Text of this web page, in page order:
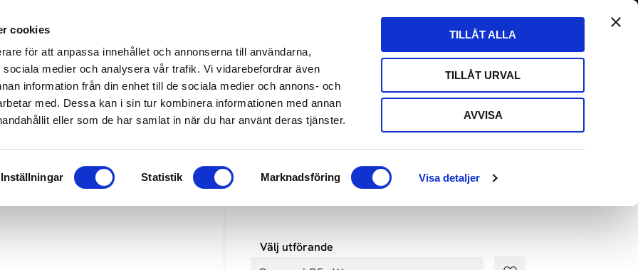
cookies
för att anpassa innehållet och annonserna till användarna,
medier och analysera vår trafik. Vi vidarebefordrar även
information från din enhet till de sociala medier och annons- och
med. Dessa kan i sin tur kombinera informationen med annan
eller som de har samlat in när du har använt deras tjänster.
Inställningar Statistik Marknadsföring Visa detaljer
TILLÅT ALLA
TILLÅT URVAL
AVVISA
Favoriter
Kundvagn
SKIVSPELARE STEREO HEMMABIO HÖGTALARE HIFI HÖRLURAR HIFI KABLAR EVENT
AUDIOPERFORMANCE - HIFI-PAKET 112
Välj utförande